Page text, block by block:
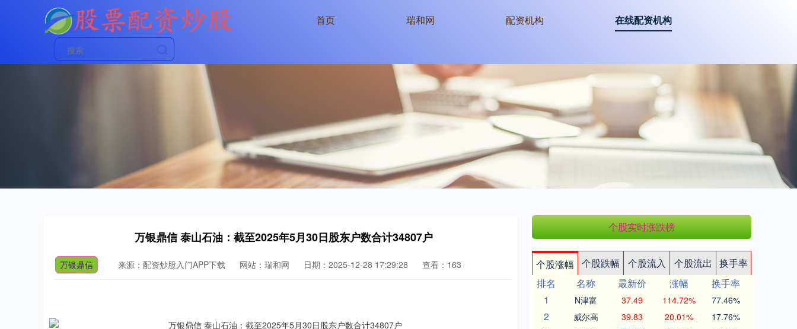
首页 瑞和网 配资机构 在线配资机构
万银鼎信 泰山石油：截至2025年5月30日股东户数合计34807户
万银鼎信 来源：配资炒股入门APP下载 网站：瑞和网 日期：2025-12-28 17:29:28 查看：163
个股实时涨跌榜
个股涨幅 个股跌幅 个股流入 个股流出
换手率
排名
名称 最新价 涨幅
换手率
1
N津富 37.49 114.72% 77.46%
2 威尔高 39.83 20.01% 17.76%